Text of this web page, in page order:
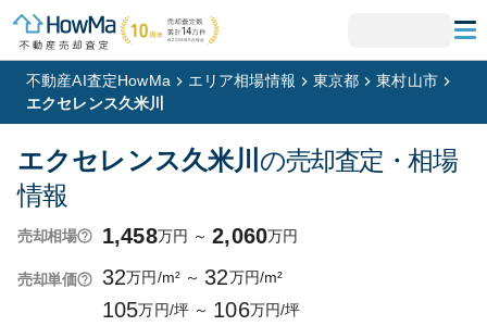
不動産AI査定HowMa エリア相場情報 東京都
東村山市
エクセレンス久米川
エクセレンス久米川 の売却査定・相場
情報
売却相場 1,458万円 ～ 2,060万円
売却単価 32万円/m² ～ 32万円/m²
105万円/坪 ～ 106万円/坪